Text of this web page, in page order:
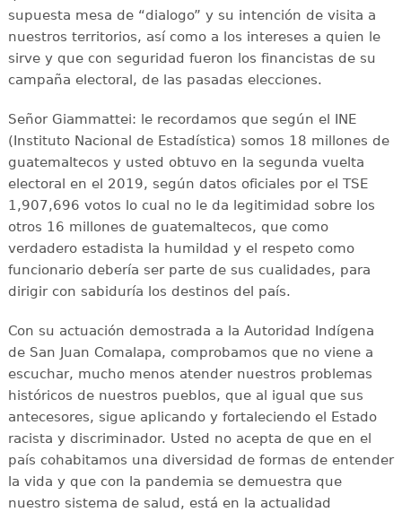
supuesta mesa de “dialogo” y su intención de visita a
nuestros territorios, así como a los intereses a quien le
sirve y que con seguridad fueron los financistas de su
campaña electoral, de las pasadas elecciones.
Señor Giammattei: le recordamos que según el INE
(Instituto Nacional de Estadística) somos 18 millones de
guatemaltecos y usted obtuvo en la segunda vuelta
electoral en el 2019, según datos oficiales por el TSE
1,907,696 votos lo cual no le da legitimidad sobre los
otros 16 millones de guatemaltecos, que como
verdadero estadista la humildad y el respeto como
funcionario debería ser parte de sus cualidades, para
dirigir con sabiduría los destinos del país.
Con su actuación demostrada a la Autoridad Indígena
de San Juan Comalapa, comprobamos que no viene a
escuchar, mucho menos atender nuestros problemas
históricos de nuestros pueblos, que al igual que sus
antecesores, sigue aplicando y fortaleciendo el Estado
racista y discriminador. Usted no acepta de que en el
país cohabitamos una diversidad de formas de entender
la vida y que con la pandemia se demuestra que
nuestro sistema de salud, está en la actualidad